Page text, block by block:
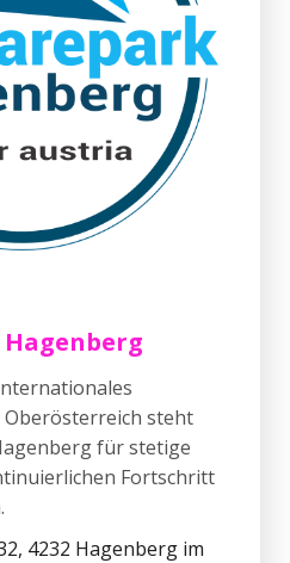
steht
für stetige
Fortschritt
4232 Hagenberg im